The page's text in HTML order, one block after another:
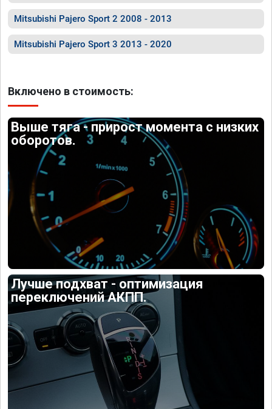
Mitsubishi Pajero Sport 2 2008 - 2013
Mitsubishi Pajero Sport 3 2013 - 2020
Включено в стоимость:
Выше тяга - прирост момента с низких
оборотов.
Лучше подхват - оптимизация
переключений АКПП.